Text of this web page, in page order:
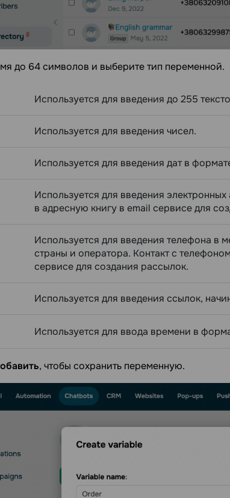
до 64 символов и выберите тип переменной.
Используется для введения до 255
Используется для введения чисел.
Используется для введения дат в
Используется для введения
в адресную книгу в email сервисе для
Используется для введения телефона
страны и оператора. Контакт с
сервисе для создания рассылок.
Используется для введения ссылок,
Используется для ввода времени в
, чтобы сохранить переменную.